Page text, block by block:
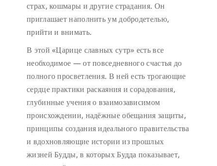
страх, кошмары и другие страдания. Он
приглашает наполнить ум добродетелью,
прийти и внимать.
В этой «Царице славных сутр» есть все
необходимое — от повседневного счастья до
полного просветления. В ней есть трогающие
сердце практики раскаяния и сорадования,
глубинные учения о взаимозависимом
происхождении, надёжные обещания защиты,
принципы создания идеального правительства
и вдохновляющие истории из прошлых
жизней Будды, в которых Будда показывает,